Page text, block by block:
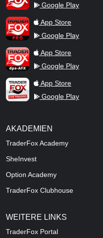
Google Play
TraderFox ProApp Store
Google Play
TraderFox dpa-AFX ProFeed
App Store
Google Play
TraderFox Live Trading
App Store
Google Play
AKADEMIEN
TraderFox Academy
SheInvest
Option Academy
TraderFox Clubhouse
WEITERE LINKS
TraderFox Portal